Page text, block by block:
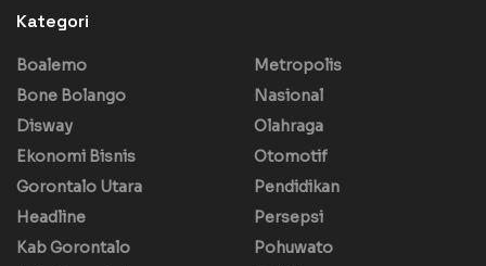
Kategori
Boalemo
Bone Bolango
Disway
Ekonomi Bisnis
Gorontalo Utara
Headline
Kab Gorontalo
Metropolis
Nasional
Olahraga
Otomotif
Pendidikan
Persepsi
Pohuwato